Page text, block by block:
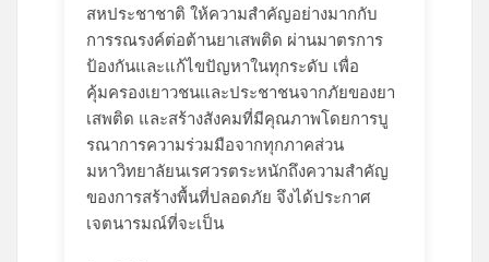
สหประชาชาติ ให้ความสำคัญอย่างมากกับ
การรณรงค์ต่อต้านยาเสพติด ผ่านมาตรการ
ป้องกันและแก้ไขปัญหาในทุกระดับ เพื่อ
คุ้มครองเยาวชนและประชาชนจากภัยของยา
เสพติด และสร้างสังคมที่มีคุณภาพโดยการบู
รณาการความร่วมมือจากทุกภาคส่วน
มหาวิทยาลัยนเรศวรตระหนักถึงความสำคัญ
ของการสร้างพื้นที่ปลอดภัย จึงได้ประกาศ
เจตนารมณ์ที่จะเป็น